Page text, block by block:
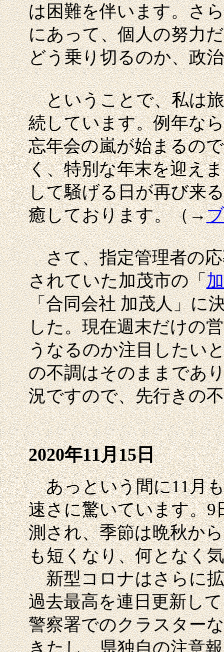
は困難を伴います。さ
にあって、個人の努力
どう乗り切るのか、政
ということで、私は旅
続しています。例年な
忘年会の嵐が始まるの
く、特別な年末を迎え
して騒げる日が再び来
癒しております。（→
さて、指定管理者の応
されていた加茂市の「
「合同会社 加茂人」に
した。現在週末だけの
うなるのか注目したい
の不調はそのままであ
況ですので、先行きの
2020年11月15日
あっという間に11月も
速さに驚いています。9
測され、季節は晩秋か
も短くなり、何となく
新型コロナはさらに拡
過去最高を連日更新し
警察署でのクラスター
きたし、県独自の注意